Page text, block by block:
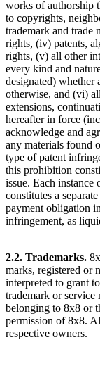
works of authorship
to copyrights,
trademark and trade
rights, (iv) patents,
rights, (v) all other
every kind and
designated) whether
otherwise, and (vi)
extensions,
hereafter in force
acknowledge and
any materials found
type of patent
this prohibition
issue. Each
constitutes a
payment obligation
infringement, as
2.2. Trademarks.
marks, registered or
interpreted to grant
trademark or service
belonging to 8x8 or
permission of 8x8.
respective owners.